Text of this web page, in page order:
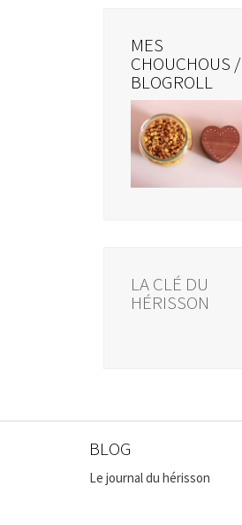
MES
CHOUCHOUS /
BLOGROLL
LA CLÉ DU
HÉRISSON
BLOG
Le journal du hérisson